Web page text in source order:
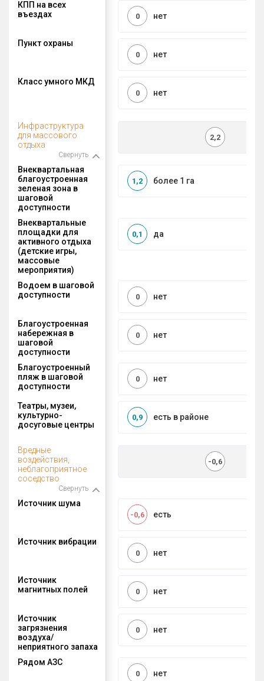
КПП на всех
въездах
нет
0
Пункт охраны
нет
0
Класс умного МКД
нет
0
Инфраструктура
для массового
отдыха
Свернуть
2,2
Внеквартальная
благоустроенная
зеленая зона в
шаговой
доступности
более 1 га
1,2
Внеквартальные
площадки для
активного отдыха
(детские игры,
массовые
мероприятия)
да
0,1
Водоем в шаговой
доступности
нет
0
Благоустроенная
набережная в
шаговой
доступности
нет
0
Благоустроенный
пляж в шаговой
доступности
нет
0
Театры, музеи,
культурно-
досуговые центры
есть в районе
0,9
Вредные
воздействия,
неблагоприятное
соседство
Свернуть
-0,6
Источник шума
есть
-0,6
Источник вибрации
нет
0
Источник
магнитных полей
нет
0
Источник
загрязнения
воздуха/
неприятного запаха
нет
0
Рядом АЗС
нет
0